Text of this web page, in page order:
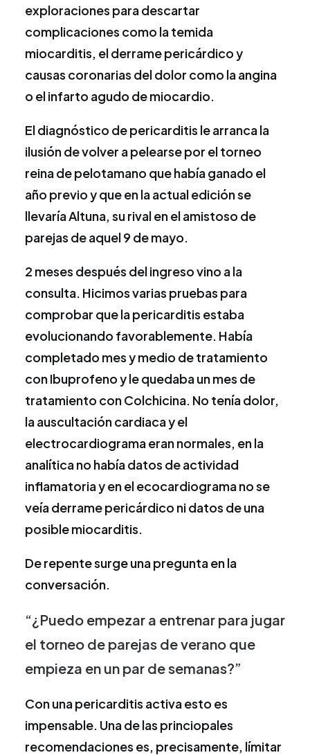
exploraciones para descartar
complicaciones como la temida
miocarditis, el derrame pericárdico y
causas coronarias del dolor como la angina
o el infarto agudo de miocardio.
El diagnóstico de pericarditis le arranca la
ilusión de volver a pelearse por el torneo
reina de pelotamano que había ganado el
año previo y que en la actual edición se
llevaría Altuna, su rival en el amistoso de
parejas de aquel 9 de mayo.
2 meses después del ingreso vino a la
consulta. Hicimos varias pruebas para
comprobar que la pericarditis estaba
evolucionando favorablemente. Había
completado mes y medio de tratamiento
con Ibuprofeno y le quedaba un mes de
tratamiento con Colchicina. No tenía dolor,
la auscultación cardiaca y el
electrocardiograma eran normales, en la
analítica no había datos de actividad
inflamatoria y en el ecocardiograma no se
veía derrame pericárdico ni datos de una
posible miocarditis.
De repente surge una pregunta en la
conversación.
“¿Puedo empezar a entrenar para jugar
el torneo de parejas de verano que
empieza en un par de semanas?”
Con una pericarditis activa esto es
impensable. Una de las princiopales
recomendaciones es, precisamente, límitar